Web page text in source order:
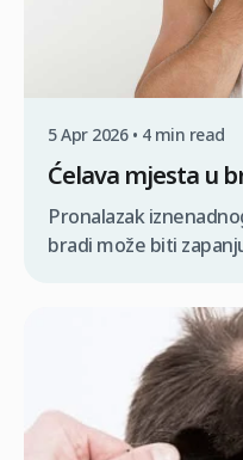
5 Apr 2026 • 4 min read
Ćelava mjesta u
Pronalazak
bradi može biti
ove praznine mogu
samopouzdanje,
—bilo da je to stres,
reakcija—prvi je
ponovnom rastu.
ćelavim mjestima […]